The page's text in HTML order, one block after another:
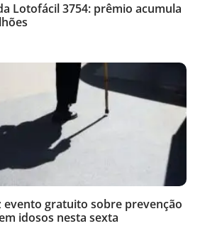
Lotofácil 3754: prêmio acumula
evento gratuito sobre prevenção
idosos nesta sexta